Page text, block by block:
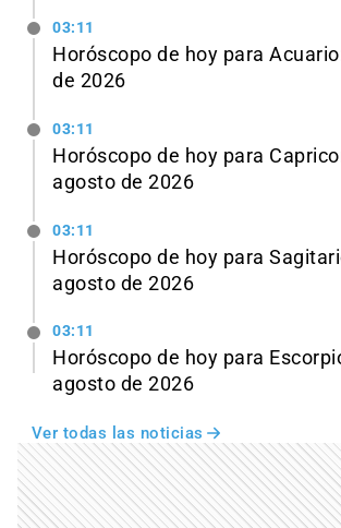
03:11
Horóscopo de hoy para
de 2026
03:11
Horóscopo de hoy para
agosto de 2026
03:11
Horóscopo de hoy para
agosto de 2026
03:11
Horóscopo de hoy para
agosto de 2026
Ver todas las noticias